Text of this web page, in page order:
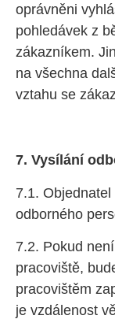
oprávněni
pohledávek z
zákazníkem.
na všechna
vztahu se
7. Vysílání
7.1.
odborného
7.2. Pokud
pracoviště,
pracovištěm
je vzdálenost